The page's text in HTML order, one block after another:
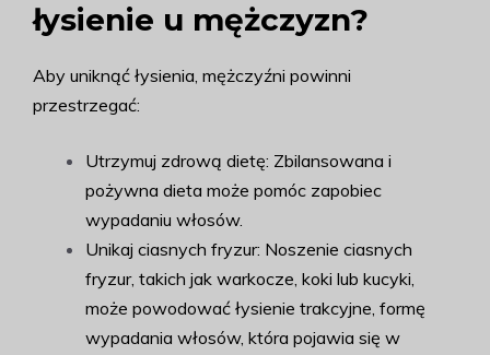
łysienie u mężczyzn?
Aby uniknąć łysienia, mężczyźni powinni
przestrzegać:
Utrzymuj zdrową dietę: Zbilansowana i
pożywna dieta może pomóc zapobiec
wypadaniu włosów.
Unikaj ciasnych fryzur: Noszenie ciasnych
fryzur, takich jak warkocze, koki lub kucyki,
może powodować łysienie trakcyjne, formę
wypadania włosów, która pojawia się w